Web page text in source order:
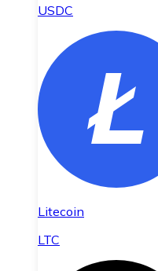
USDC
Litecoin
LTC